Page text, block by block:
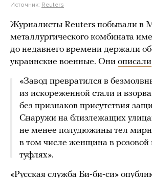
Источник: Reuters
Журналисты Reuters побывали в
металлургического комбината
до недавнего времени держали
украинские военные. Они описали
«Завод превратился в
из искореженной стали и
без признаков присутствия
Снаружи на близлежащих
не менее полудюжины тел
в том числе женщина в розовой
туфлях».
«Русская служба Би-би-си»